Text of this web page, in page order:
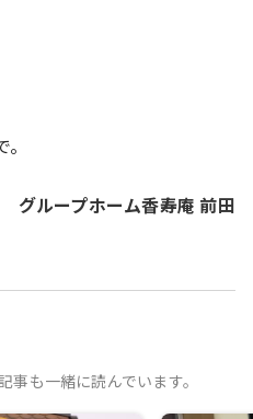
グループホーム香寿庵 前田
も一緒に読んでいます。